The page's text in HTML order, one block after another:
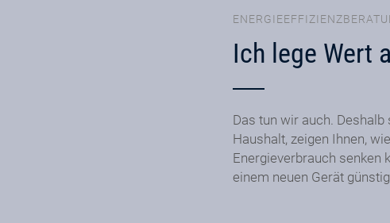
Ich lege Wert
Das tun wir auch.
Haushalt, zeigen Ihnen,
Energieverbrauch senken
einem neuen Gerät